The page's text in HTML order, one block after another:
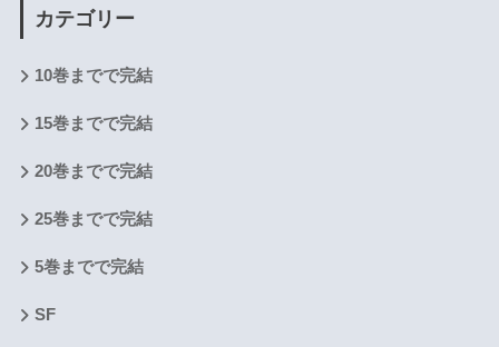
カテゴリー
10巻までで完結
15巻までで完結
20巻までで完結
25巻までで完結
5巻までで完結
SF